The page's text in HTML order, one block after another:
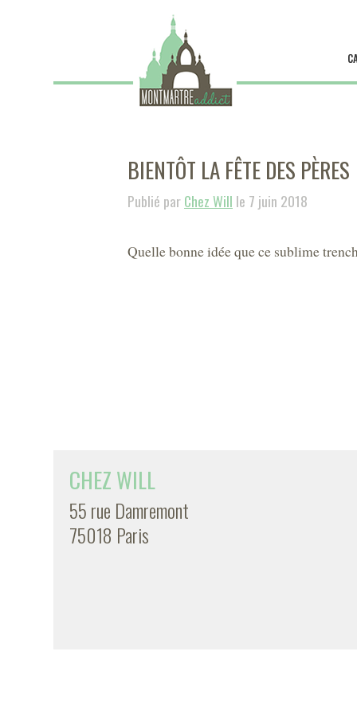
BIENTÔT LA FÊTE DES PÈRES
Publié parChez Will le 7 juin 2018
Quelle bonne idée que ce sublime
CHEZ WILL
55 rue Damremont
75018 Paris